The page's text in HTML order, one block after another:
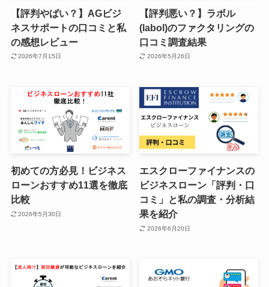
【評判やばい？】AGビジ
ネスサポートの口コミと私
の感想レビュー
2026年7月15日
【評判悪い？】ラボル
(labol)のファクタリングの
口コミ調査結果
2026年5月26日
初めての方必見！ビジネス
ローンおすすめ11選を徹底
比較
2026年5月30日
エスクローファイナンスの
ビジネスローン「評判・口
コミ」と私の調査・分析結
果を紹介
2026年6月20日